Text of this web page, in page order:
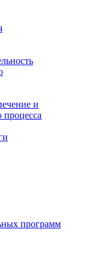
и
процесса
программ